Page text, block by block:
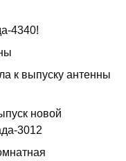
4340!
к выпуску антенны
новой
3012